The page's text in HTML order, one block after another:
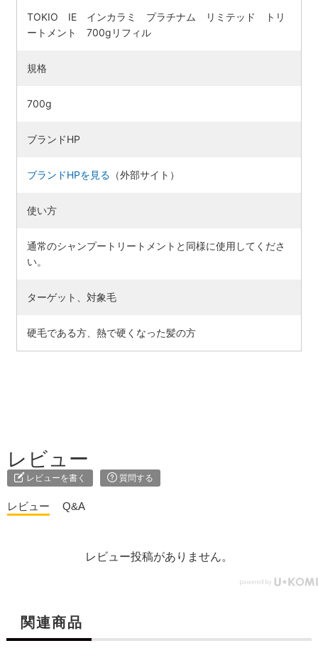
TOKIO IE インカラミ プラチナム リミテッド トリ
ートメント 700gリフィル
規格
700g
ブランドHP
ブランドHPを見る （外部サイト）
使い方
通常のシャンプートリートメントと同様に使用してくださ
い。
ターゲット、対象毛
硬毛である方、熱で硬くなった髪の方
レビュー
レビューを書く 質問する
レビュー Q&A
レビュー投稿がありません。
関連商品